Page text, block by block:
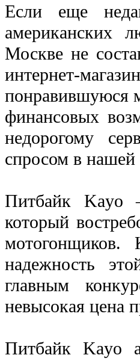
Если еще
американских
Москве не
интернет-
понравившуюся
финансовых
недорогому
спросом в нашей
Питбайк Kayo
который
мотогонщиков.
надежность
главным
невысокая цена
Питбайк Kayo